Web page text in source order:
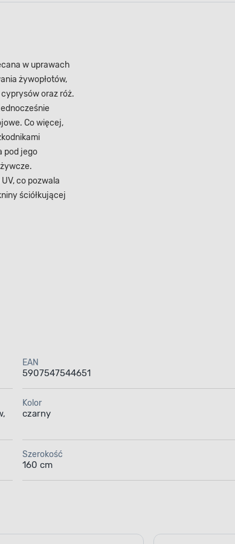
w uprawach
żywopłotów,
oraz róż.
Co więcej,
pod jego
co pozwala
ściółkującej
EAN
5907547544651
Kolor
czarny
Szerokość
160 cm